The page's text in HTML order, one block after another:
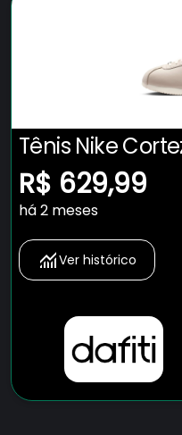
Tênis Nike
R$ 629,99
há 2 meses
Ver histórico